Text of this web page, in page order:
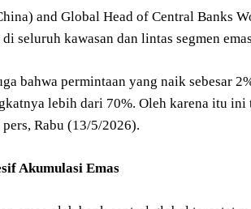
and Global Head of Central Banks
seluruh kawasan dan lintas segmen
bahwa permintaan yang naik sebesar
lebih dari 70%. Oleh karena itu
Rabu (13/5/2026).
Akumulasi Emas